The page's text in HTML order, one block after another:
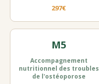
297€
M5
Accompagnement
nutritionnel des troubles
de l'ostéoporose